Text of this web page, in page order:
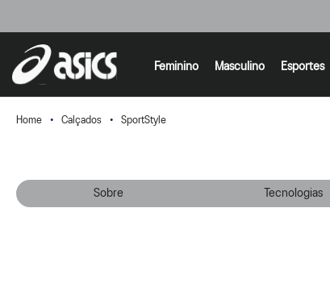
Feminino Masculino Esportes
Calçados SportStyle
Sobre Tecnologias